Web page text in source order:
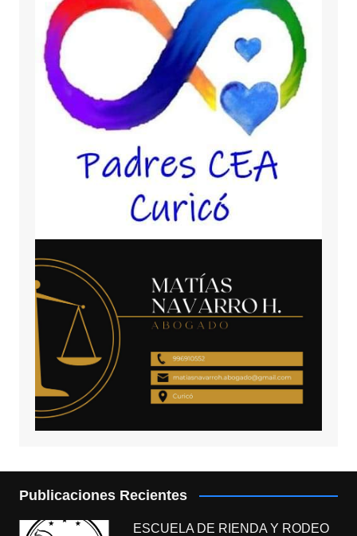
Publicaciones Recientes
ESCUELA DE RIENDA Y RODEO